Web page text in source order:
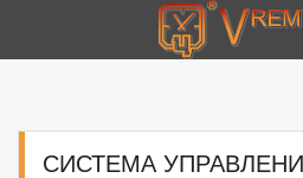
contentСИСТЕМА